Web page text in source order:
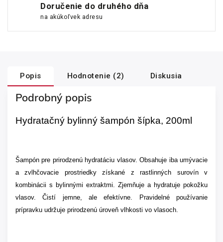
Doručenie do druhého dňa
na akúkoľvek adresu
Popis Hodnotenie (2) Diskusia
Podrobný popis
Hydratačný bylinný šampón šípka, 200ml
Šampón pre prirodzenú hydratáciu vlasov. Obsahuje iba umývacie
a zvlhčovacie prostriedky získané z rastlinných surovín v
kombinácii s bylinnými extraktmi. Zjemňuje a hydratuje pokožku
vlasov. Čistí jemne, ale efektívne. Pravidelné používanie
prípravku udržuje prirodzenú úroveň vlhkosti vo vlasoch.